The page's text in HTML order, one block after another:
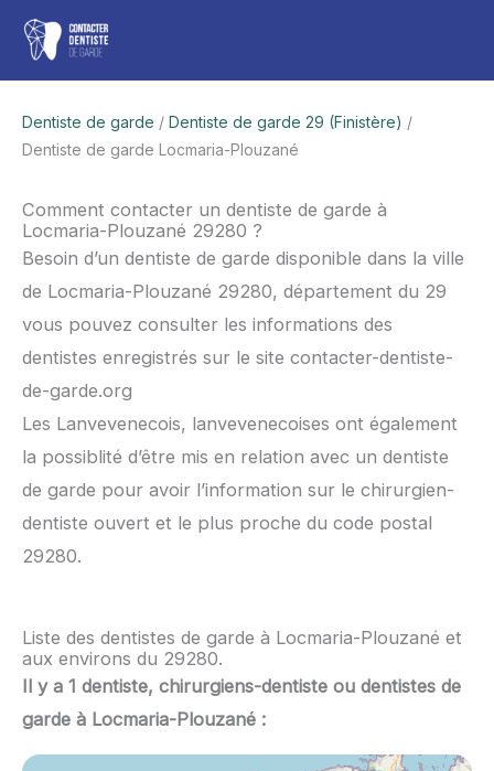
Aller
contenu
Dentiste de garde / Dentiste de garde 29 (Finistère) /
Dentiste de garde Locmaria-Plouzané
Comment contacter un dentiste de garde à
Locmaria-Plouzané 29280 ?
Besoin d’un dentiste de garde disponible dans la ville
de Locmaria-Plouzané 29280, département du 29
vous pouvez consulter les informations des
dentistes enregistrés sur le site contacter-dentiste-
de-garde.org
Les Lanvevenecois, lanvevenecoises ont également
la possiblité d’être mis en relation avec un dentiste
de garde pour avoir l’information sur le chirurgien-
dentiste ouvert et le plus proche du code postal
29280.
Liste des dentistes de garde à Locmaria-Plouzané et
aux environs du 29280.
Il y a 1 dentiste, chirurgiens-dentiste ou dentistes de
garde à Locmaria-Plouzané :